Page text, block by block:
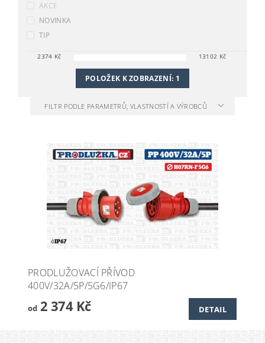
AKCE
NOVINKA
TIP
2374 Kč 13102 Kč
POLOŽEK K ZOBRAZENÍ: 1
FILTR PODLE PARAMETRŮ, VLASTNOSTÍ A VÝROBCŮ
PRODLUŽOVACÍ PŘÍVOD
400V/32A/5P/5G6/IP67
od2 374 Kč DETAIL